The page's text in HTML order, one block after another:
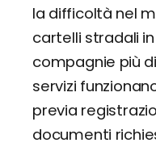
la difficoltà nel
cartelli stradali
compagnie più
servizi
previa
documenti